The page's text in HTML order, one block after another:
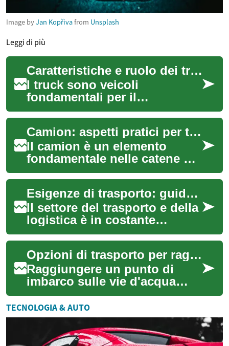
Image byJan Kopřivafrom Unsplash
Leggi di più
Caratteristiche e ruolo dei truck nel trasporto e nella logistica
I truck sono veicoli
fondamentali per il
trasferimento di merci su
strada, impiegati in settori
che vanno dall’agroal...
Camion: aspetti pratici per trasporto e logistica
Il camion è un elemento
fondamentale nelle catene di
distribuzione moderne,
impiegato per il trasporto di
merci di va...
Esigenze di trasporto: guida in orario notturno
Il settore del trasporto e della
logistica è in costante
evoluzione, e una
componente fondamentale di
questa industri...
Opzioni di trasporto per raggiungere i punti di imbarco sulle vie d'acqua
Raggiungere un punto di
imbarco sulle vie d'acqua
richiede una pianificazione
che tenga conto di orari,
collegamenti ...
TECNOLOGIA & AUTO